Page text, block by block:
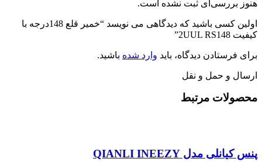
هنوز بررسی‌ای ثبت نشده است.
اولین کسی باشید که دیدگاهی می نویسد “خمیر قلع 148درجه با
کیفیت 2UUL RS148”
برای فرستادن دیدگاه، باید وارد شده باشید.
ارسال و حمل و نقل
محصولات مرتبط
پنس کیانلی مدل QIANLI INEEZY